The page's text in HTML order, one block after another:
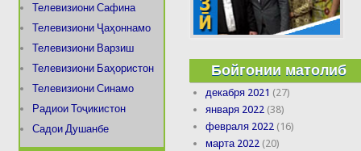
Телевизиони Сафина
Телевизиони Ҷаҳоннамо
Телевизиони Варзиш
Телевизиони Баҳористон
Телевизиони Синамо
Радиои Тоҷикистон
Садои Душанбе
Бойгонии матолиб
декабря 2021 (27)
января 2022 (38)
февраля 2022 (16)
марта 2022 (20)